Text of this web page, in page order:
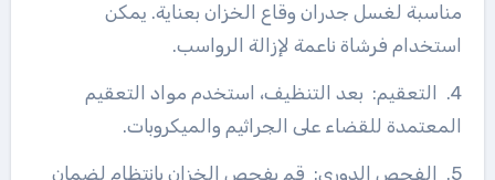
مناسبة لغسل جدران وقاع الخزان بعناية. يمكن
استخدام فرشاة ناعمة لإزالة الرواسب.
4. التعقيم: بعد التنظيف، استخدم مواد التعقيم
المعتمدة للقضاء على الجراثيم والميكروبات.
5. الفحص الدوري: قم بفحص الخزان بانتظام لضمان